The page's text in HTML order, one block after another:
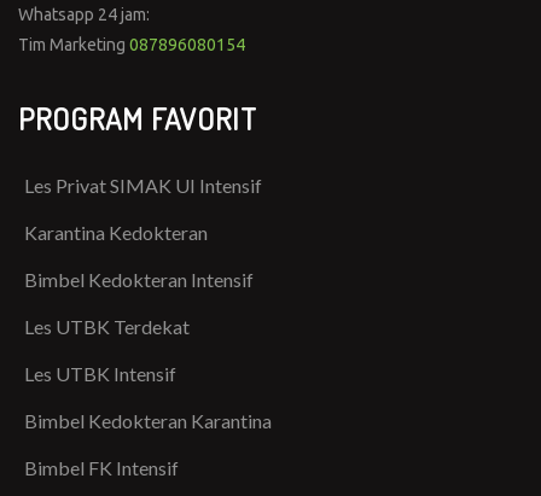
Whatsapp 24 jam:
Tim Marketing 087896080154
PROGRAM FAVORIT
Les Privat SIMAK UI Intensif
Karantina Kedokteran
Bimbel Kedokteran Intensif
Les UTBK Terdekat
Les UTBK Intensif
Bimbel Kedokteran Karantina
Bimbel FK Intensif